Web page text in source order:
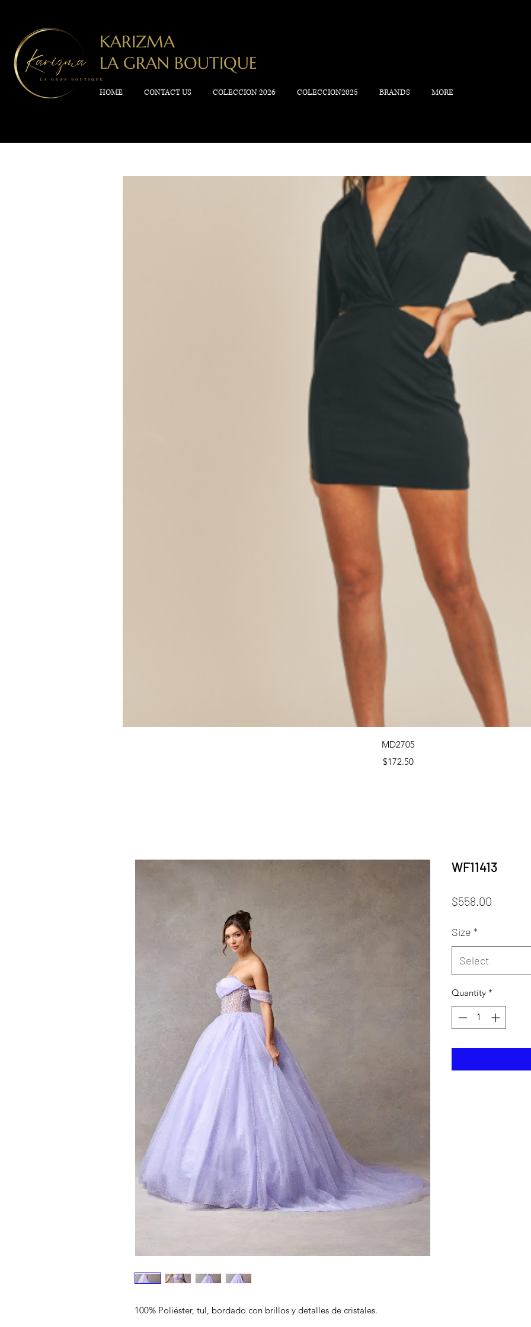
HOME CONTACT US COLECCION 2026 COLECCION2025 BRANDS MORE
KARIZMA
LA GRAN BOUTIQUE
100% Poliéster, tul, bordado con brillos y detalles de cristales.
WF11413
$558.00
Size *
Select
Quantity *
Quick View
MD2705
Price
$172.50